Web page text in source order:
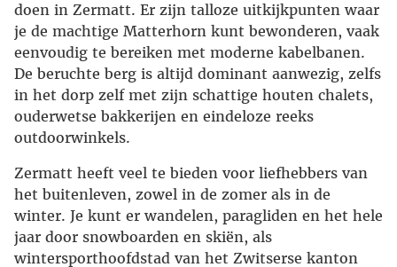
doen in Zermatt. Er zijn talloze uitkijkpunten waar
je de machtige Matterhorn kunt bewonderen, vaak
eenvoudig te bereiken met moderne kabelbanen.
De beruchte berg is altijd dominant aanwezig, zelfs
in het dorp zelf met zijn schattige houten chalets,
ouderwetse bakkerijen en eindeloze reeks
outdoorwinkels.
Zermatt heeft veel te bieden voor liefhebbers van
het buitenleven, zowel in de zomer als in de
winter. Je kunt er wandelen, paragliden en het hele
jaar door snowboarden en skiën, als
wintersporthoofdstad van het Zwitserse kanton